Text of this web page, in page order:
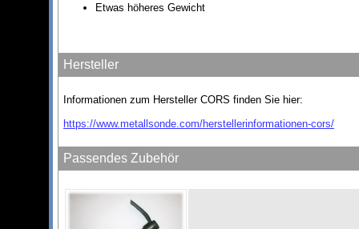
Etwas höheres Gewicht
Hersteller
Informationen zum Hersteller CORS finden Sie hier:
https://www.metallsonde.com/herstellerinformationen-cors/
Passendes Zubehör